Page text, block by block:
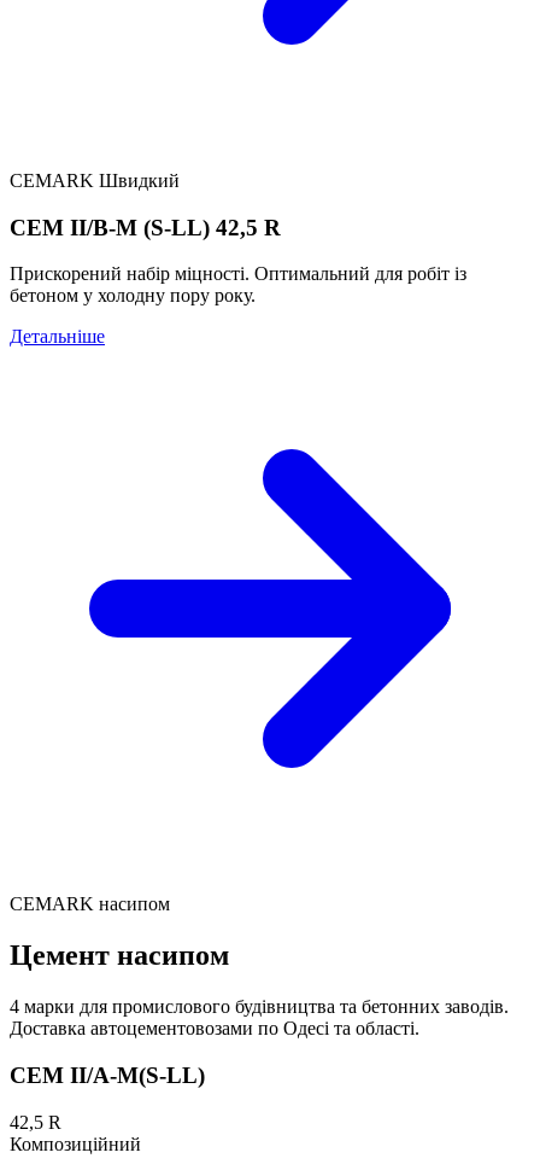
CEMARK Швидкий
CEM II/B-M (S-LL) 42,5 R
Прискорений набір міцності. Оптимальний для робіт із
бетоном у холодну пору року.
Детальніше
CEMARK насипом
Цемент насипом
4 марки для промислового будівництва та бетонних заводів.
Доставка автоцементовозами по Одесі та області.
CEM II/A-M(S-LL)
42,5 R
Композиційний